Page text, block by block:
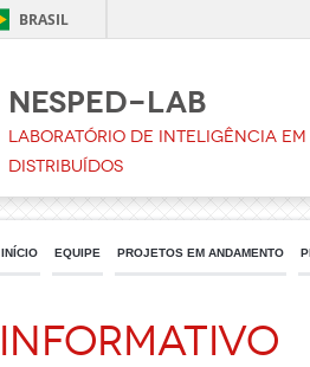
BRASIL
NESPeD-LAB
Laboratório de Inteligência em
Distribuídos
INÍCIO EQUIPE PROJETOS EM ANDAMENTO
Informativo